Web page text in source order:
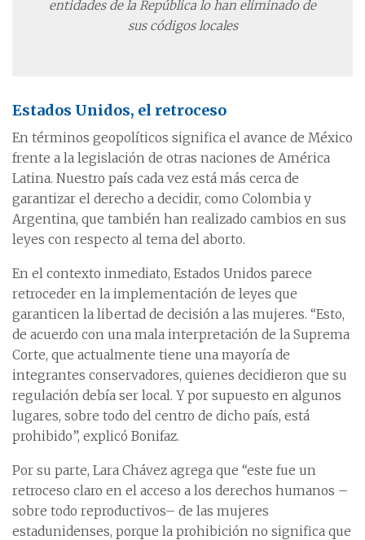
entidades de la República lo han eliminado de
sus códigos locales
Estados Unidos, el retroceso
En términos geopolíticos significa el avance de México
frente a la legislación de otras naciones de América
Latina. Nuestro país cada vez está más cerca de
garantizar el derecho a decidir, como Colombia y
Argentina, que también han realizado cambios en sus
leyes con respecto al tema del aborto.
En el contexto inmediato, Estados Unidos parece
retroceder en la implementación de leyes que
garanticen la libertad de decisión a las mujeres. “Esto,
de acuerdo con una mala interpretación de la Suprema
Corte, que actualmente tiene una mayoría de
integrantes conservadores, quienes decidieron que su
regulación debía ser local. Y por supuesto en algunos
lugares, sobre todo del centro de dicho país, está
prohibido”, explicó Bonifaz.
Por su parte, Lara Chávez agrega que “este fue un
retroceso claro en el acceso a los derechos humanos –
sobre todo reproductivos– de las mujeres
estadunidenses, porque la prohibición no significa que